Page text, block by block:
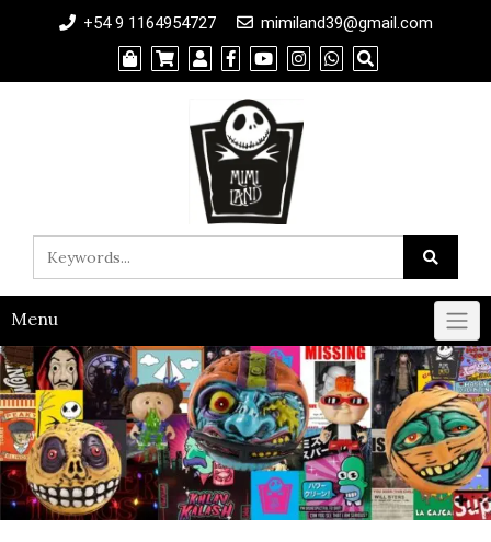
+54 9 1164954727 mimiland39@gmail.com
Menu